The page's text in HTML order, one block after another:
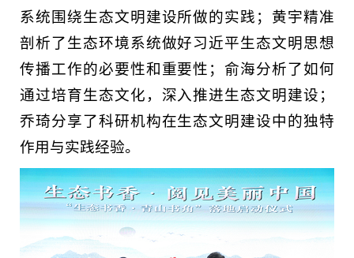
系统围绕生态文明建设所做的实践；黄宇精准
剖析了生态环境系统做好习近平生态文明思想
传播工作的必要性和重要性；俞海分析了如何
通过培育生态文化，深入推进生态文明建设；
乔琦分享了科研机构在生态文明建设中的独特
作用与实践经验。